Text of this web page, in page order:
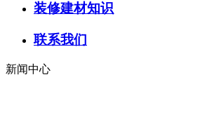
装修建材知识
联系我们
新闻中心